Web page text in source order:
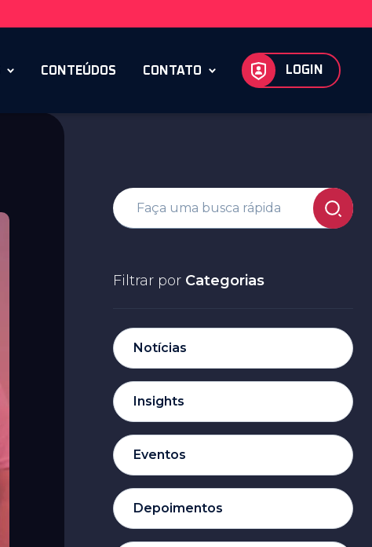
CONTEÚDOS CONTATO LOGIN
Filtrar por Categorias
Notícias
Insights
Eventos
Depoimentos